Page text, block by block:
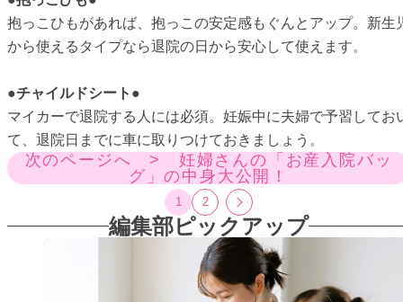
抱っこひもがあれば、抱っこの安定感もぐんとアップ。新生
から使えるタイプなら退院の日から安心して使えます。
●チャイルドシート●
マイカーで退院する人には必須。妊娠中に夫婦で予習してお
て、退院日までに車に取りつけておきましょう。
次のページへ > 妊婦さんの「お産入院バッ
グ」の中身大公開！
1 2
編集部ピックアップ